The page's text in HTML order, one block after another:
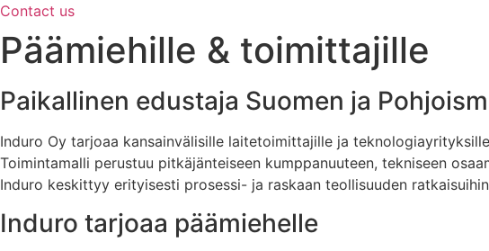
Contact us
Päämiehille & toimittajille
Paikallinen edustaja Suomen ja
Induro Oy tarjoaa kansainvälisille laitetoimittajille ja
Toimintamalli perustuu pitkäjänteiseen kumppanuuteen, tekniseen
Induro keskittyy erityisesti prosessi- ja raskaan teollisuuden
Induro tarjoaa päämiehelle